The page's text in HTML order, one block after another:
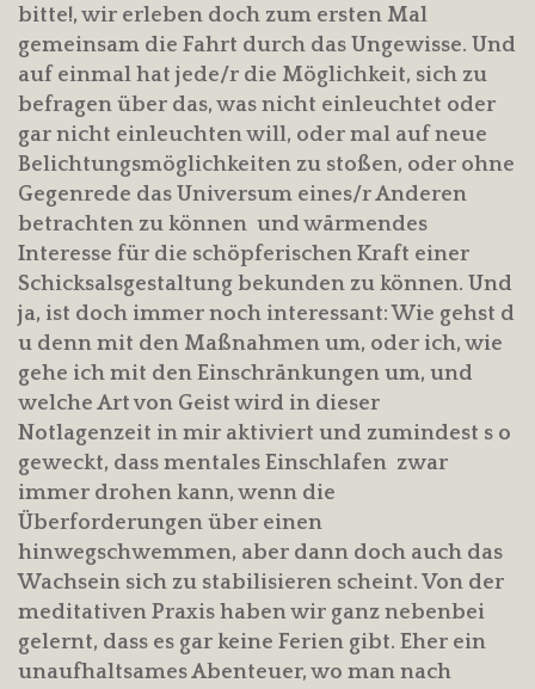
bitte!, wir erleben doch zum ersten Mal
gemeinsam die Fahrt durch das Ungewisse. Und
auf einmal hat jede/r die Möglichkeit, sich zu
befragen über das, was nicht einleuchtet oder
gar nicht einleuchten will, oder mal auf neue
Belichtungsmöglichkeiten zu stoßen, oder ohne
Gegenrede das Universum eines/r Anderen
betrachten zu können und wärmendes
Interesse für die schöpferischen Kraft einer
Schicksalsgestaltung bekunden zu können. Und
ja, ist doch immer noch interessant: Wie gehst d
u denn mit den Maßnahmen um, oder ich, wie
gehe ich mit den Einschränkungen um, und
welche Art von Geist wird in dieser
Notlagenzeit in mir aktiviert und zumindest s o
geweckt, dass mentales Einschlafen zwar
immer drohen kann, wenn die
Überforderungen über einen
hinwegschwemmen, aber dann doch auch das
Wachsein sich zu stabilisieren scheint. Von der
meditativen Praxis haben wir ganz nebenbei
gelernt, dass es gar keine Ferien gibt. Eher ein
unaufhaltsames Abenteuer, wo man nach